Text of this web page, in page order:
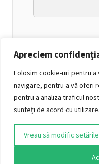
Apreciem
Folosim cookie-uri pentru
navigare, pentru a vă oferi
pentru a analiza traficul
sunteți de acord cu
Vreau să modific